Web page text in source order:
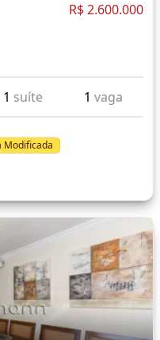
R$ 2.600.000
1 suíte 1 vaga
Modificada